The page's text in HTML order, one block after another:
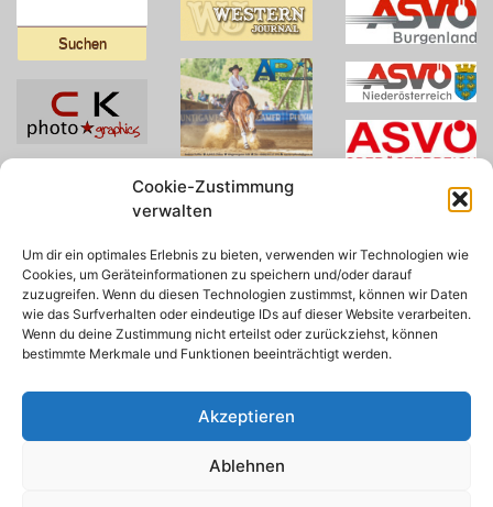
Cookie-Zustimmung
verwalten
Um dir ein optimales Erlebnis zu bieten, verwenden wir Technologien wie
Cookies, um Geräteinformationen zu speichern und/oder darauf
zuzugreifen. Wenn du diesen Technologien zustimmst, können wir Daten
wie das Surfverhalten oder eindeutige IDs auf dieser Website verarbeiten.
Wenn du deine Zustimmung nicht erteilst oder zurückziehst, können
bestimmte Merkmale und Funktionen beeinträchtigt werden.
Akzeptieren
Ablehnen
nach: